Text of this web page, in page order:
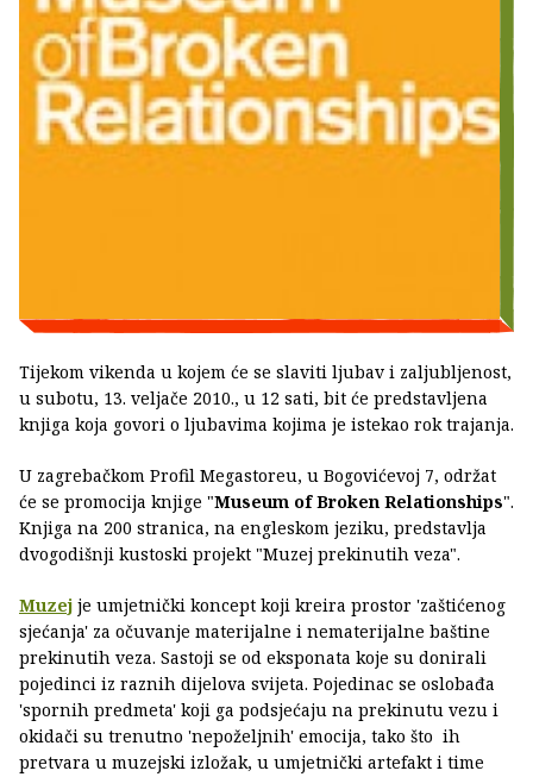
Tijekom vikenda u kojem će se slaviti ljubav i zaljubljenost,
u subotu, 13. veljače 2010., u 12 sati, bit će predstavljena
knjiga koja govori o ljubavima kojima je istekao rok trajanja.
U zagrebačkom Profil Megastoreu, u Bogovićevoj 7, održat
će se promocija knjige "Museum of Broken Relationships".
Knjiga na 200 stranica, na engleskom jeziku, predstavlja
dvogodišnji kustoski projekt "Muzej prekinutih veza".
Muzej je umjetnički koncept koji kreira prostor 'zaštićenog
sjećanja' za očuvanje materijalne i nematerijalne baštine
prekinutih veza. Sastoji se od eksponata koje su donirali
pojedinci iz raznih dijelova svijeta. Pojedinac se oslobađa
'spornih predmeta' koji ga podsjećaju na prekinutu vezu i
okidači su trenutno 'nepoželjnih' emocija, tako što ih
pretvara u muzejski izložak, u umjetnički artefakt i time